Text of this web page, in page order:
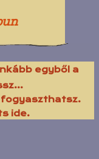
egyből a
fogyaszthatsz.
ide.